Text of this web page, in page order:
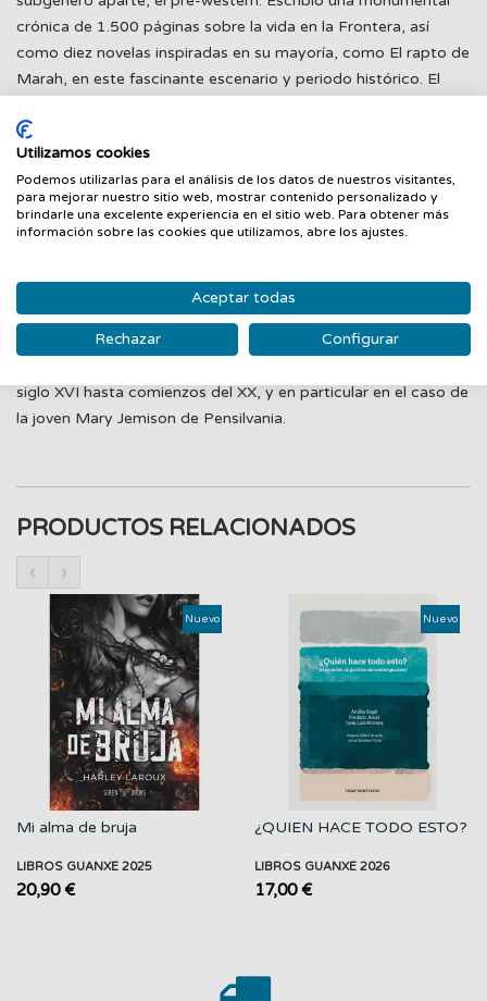
crónica de 1.500 páginas sobre la vida en la Frontera, así
como diez novelas inspiradas en su mayoría, como El rapto de
Marah, en este fascinante escenario y periodo histórico. El
narra el periplo de una caravana en la que viaja la joven Marah
Blake desde Tidewater hasta una próspera hacienda en la
lejana frontera donde la espera el potentado Colby Gower
para casarse con ella. Colby ha contratado a dos de los
mejores exploradores para que guíen y acompañen a la
de los guías descubre huellas de un rastreador indio que
parece acechar a la caravana. El desenlace de esta historia
está inspirado en un buen número de casos reales que
siglo XVI hasta comienzos del XX, y en particular en el caso de
la joven Mary Jemison de Pensilvania.
PRODUCTOS RELACIONADOS
‹ ›
Nuevo
Mi alma de bruja
LIBROS GUANXE 2025
20,90 €
Nuevo
¿QUIEN HACE TODO ESTO?
LIBROS GUANXE 2026
17,00 €
Utilizamos cookies
Podemos utilizarlas para el análisis de los datos de nuestros visitantes,
para mejorar nuestro sitio web, mostrar contenido personalizado y
brindarle una excelente experiencia en el sitio web. Para obtener más
información sobre las cookies que utilizamos, abre los ajustes.
Aceptar todas
Rechazar Configurar